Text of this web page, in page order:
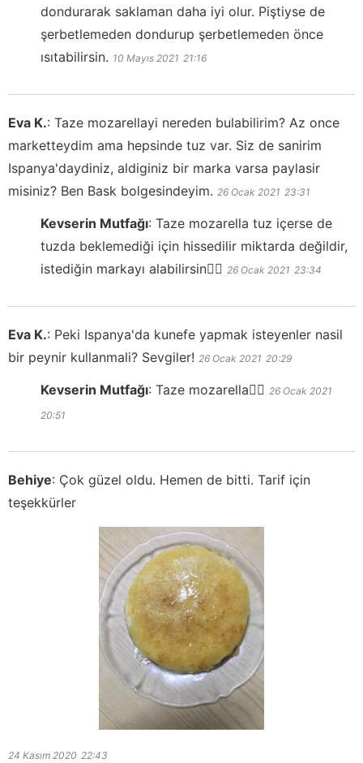
dondurarak saklaman daha iyi olur. Piştiyse de
şerbetlemeden dondurup şerbetlemeden önce
ısıtabilirsin. 10 Mayıs 2021 21:16
Eva K.: Taze mozarellayi nereden bulabilirim? Az once
marketteydim ama hepsinde tuz var. Siz de sanirim
Ispanya'daydiniz, aldiginiz bir marka varsa paylasir
misiniz? Ben Bask bolgesindeyim. 26 Ocak 2021 23:31
Kevserin Mutfağı: Taze mozarella tuz içerse de
tuzda beklemediği için hissedilir miktarda değildir,
istediğin markayı alabilirsin👍🏻 26 Ocak 2021 23:34
Eva K.: Peki Ispanya'da kunefe yapmak isteyenler nasil
bir peynir kullanmali? Sevgiler! 26 Ocak 2021 20:29
Kevserin Mutfağı: Taze mozarella👍🏻 26 Ocak 2021
20:51
Behiye: Çok güzel oldu. Hemen de bitti. Tarif için
teşekkürler
24 Kasım 2020 22:43